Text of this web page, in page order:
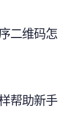
二维码怎
帮助新手